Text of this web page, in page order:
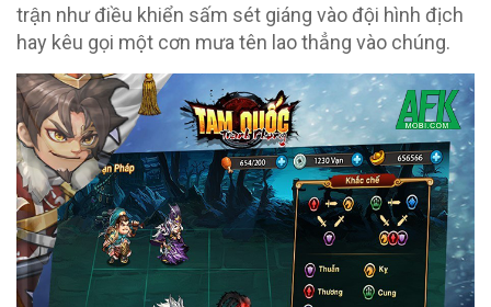
trận như điều khiển sấm sét giáng vào đội hình địch
hay kêu gọi một cơn mưa tên lao thẳng vào chúng.